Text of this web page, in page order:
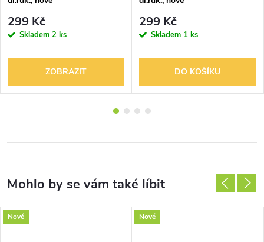
299 Kč
Skladem 2 ks
ZOBRAZIT
299 Kč
Skladem 1 ks
DO KOŠÍKU
Nové Nové